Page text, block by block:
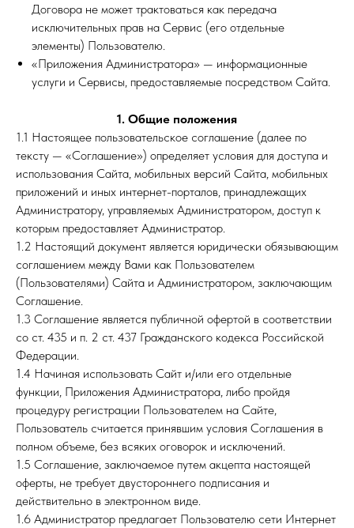
Договора не может трактоваться как передача
исключительных прав на Сервис (его отдельные
элементы) Пользователю.
«Приложения Администратора» — информационные
услуги и Сервисы, предоставляемые посредством Сайта.
1. Общие положения
1.1 Настоящее пользовательское соглашение (далее по
тексту — «Соглашение») определяет условия для доступа и
использования Сайта, мобильных версий Сайта, мобильных
приложений и иных интернет-порталов, принадлежащих
Администратору, управляемых Администратором, доступ к
которым предоставляет Администратор.
1.2 Настоящий документ является юридически обязывающим
соглашением между Вами как Пользователем
(Пользователями) Сайта и Администратором, заключающим
Соглашение.
1.3 Соглашение является публичной офертой в соответствии
со ст. 435 и п. 2 ст. 437 Гражданского кодекса Российской
Федерации.
1.4 Начиная использовать Сайт и/или его отдельные
функции, Приложения Администратора, либо пройдя
процедуру регистрации Пользователем на Сайте,
Пользователь считается принявшим условия Соглашения в
полном объеме, без всяких оговорок и исключений.
1.5 Соглашение, заключаемое путем акцепта настоящей
оферты, не требует двустороннего подписания и
действительно в электронном виде.
1.6 Администратор предлагает Пользователю сети Интернет